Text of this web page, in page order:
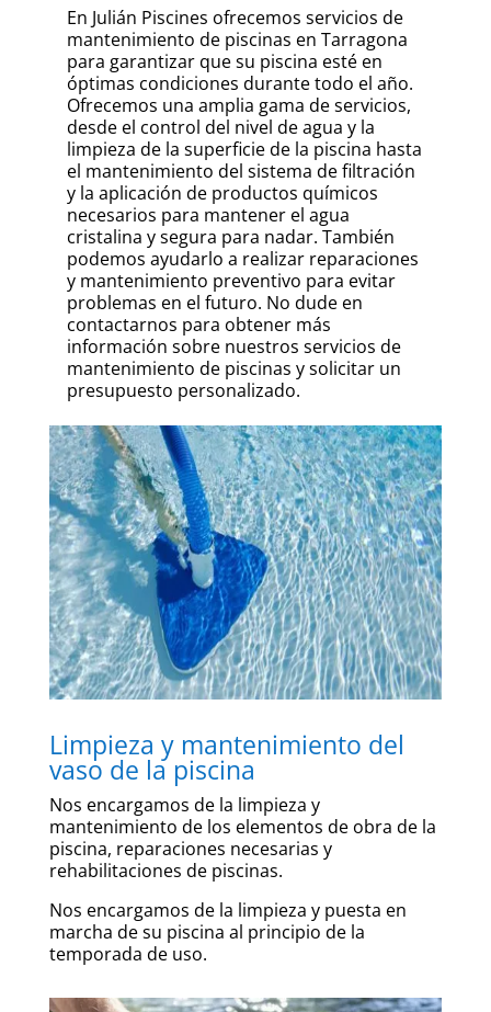
En Julián Piscines ofrecemos servicios de
mantenimiento de piscinas en Tarragona
para garantizar que su piscina esté en
óptimas condiciones durante todo el año.
Ofrecemos una amplia gama de servicios,
desde el control del nivel de agua y la
limpieza de la superficie de la piscina hasta
el mantenimiento del sistema de filtración
y la aplicación de productos químicos
necesarios para mantener el agua
cristalina y segura para nadar. También
podemos ayudarlo a realizar reparaciones
y mantenimiento preventivo para evitar
problemas en el futuro. No dude en
contactarnos para obtener más
información sobre nuestros servicios de
mantenimiento de piscinas y solicitar un
presupuesto personalizado.
Limpieza y mantenimiento del
vaso de la piscina
Nos encargamos de la limpieza y
mantenimiento de los elementos de obra de la
piscina, reparaciones necesarias y
rehabilitaciones de piscinas.
Nos encargamos de la limpieza y puesta en
marcha de su piscina al principio de la
temporada de uso.